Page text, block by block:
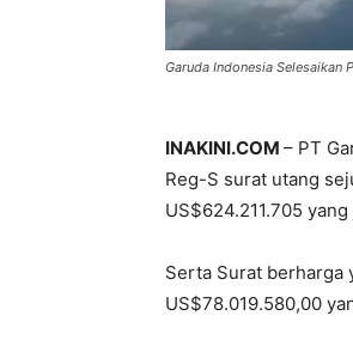
Garuda Indonesia Selesaikan
INAKINI.COM – PT
Reg-S surat utang
US$624.211.705
Serta Surat berharga
US$78.019.580,00